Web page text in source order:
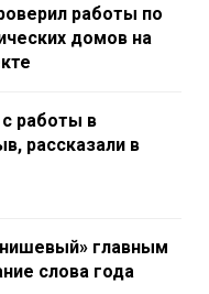
работы по
домов на
работы в
рассказали в
главным
слова года